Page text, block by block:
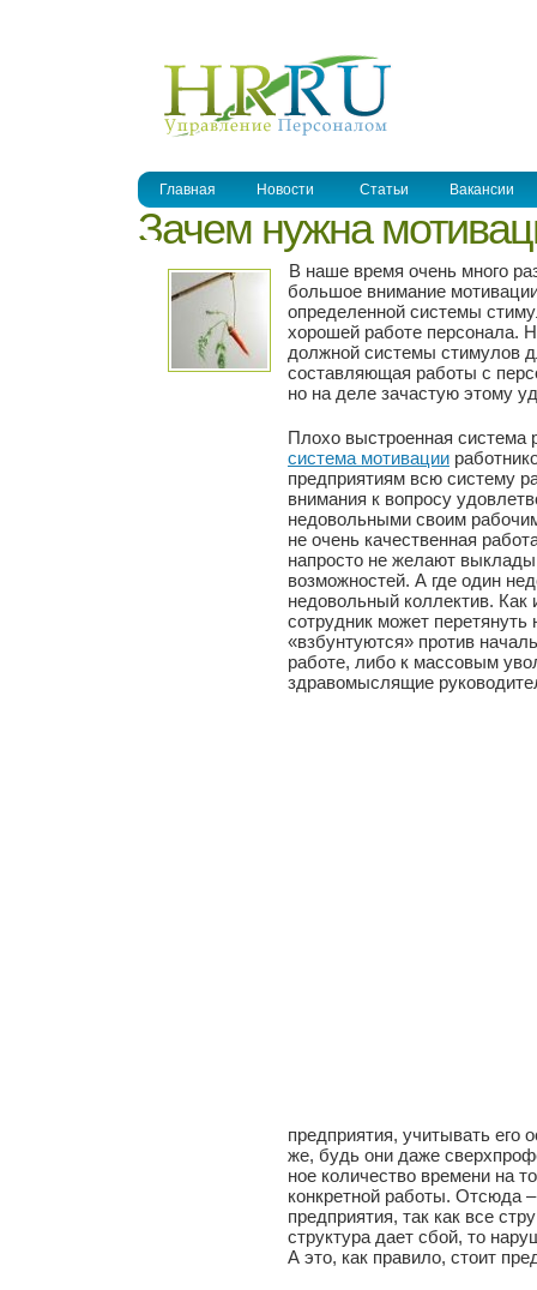
Главная Новости Статьи Вакансии
Зачем нужна
В наше время очень много
большое внимание
определенной системы
хорошей работе персонала.
должной системы стимулов
составляющая работы с
но на деле зачастую этому
Плохо выстроенная система
система мотивации
предприятиям всю систему
внимания к вопросу
недовольными своим
не очень качественная
напросто не желают
возможностей. А где один
недовольный коллектив. Как
сотрудник может перетянуть
«взбунтуются» против
работе, либо к массовым
здравомыслящие
предприятия, учитывать его
же, будь они даже
ное количество времени на
конкретной работы. Отсюда
предприятия, так как все
структура дает сбой, то
А это, как правило, стоит